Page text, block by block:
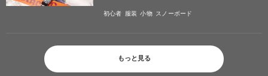
初心者 服装 小物 スノーボード
もっと見る